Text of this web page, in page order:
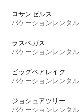
ロサンゼルス
バケーションレンタル
ラスベガス
バケーションレンタル
ビッグベアレイク
バケーションレンタル
ジョシュアツリー
バケーションレンタル